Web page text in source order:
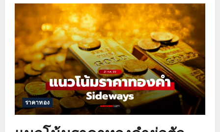
ทองคำ
ปรับ
ขึ้น
รับ
ดอลลาร์
ทรงตัว
ลุ้น
สหรัฐฯ
เจรจา
อิหร่าน
ราคาทอง